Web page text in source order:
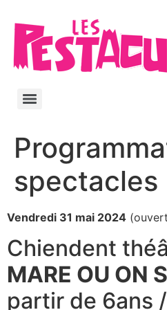
spectacles
Vendredi 31 mai 2024
Chiendent
MARE OU ON
partir de 6ans